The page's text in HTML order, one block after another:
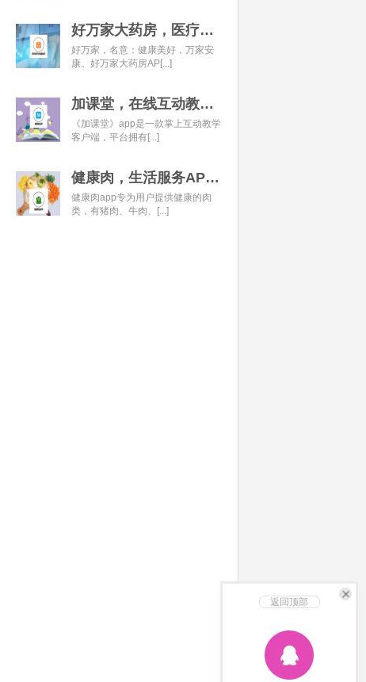
返回顶部
好万家大药房，医疗健康APP开发经典案例
好万家，名意：健康美好，万家安
康。好万家大药房AP[...]
加课堂，在线互动教育APP经典案例
《加课堂》app是一款掌上互动教学
客户端，平台拥有[...]
健康肉，生活服务APP开发经典案例
健康肉app专为用户提供健康的肉
类，有猪肉、牛肉、[...]